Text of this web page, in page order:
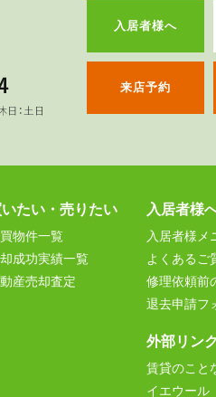
入居者様へ
来店予約
いたい・売りたい
物件一覧
成功実績一覧
産売却査定
入居者様
入居者様メ
よくあるご
修理依頼前
退去申請フ
外部リンク
賃貸のこと
イエウール